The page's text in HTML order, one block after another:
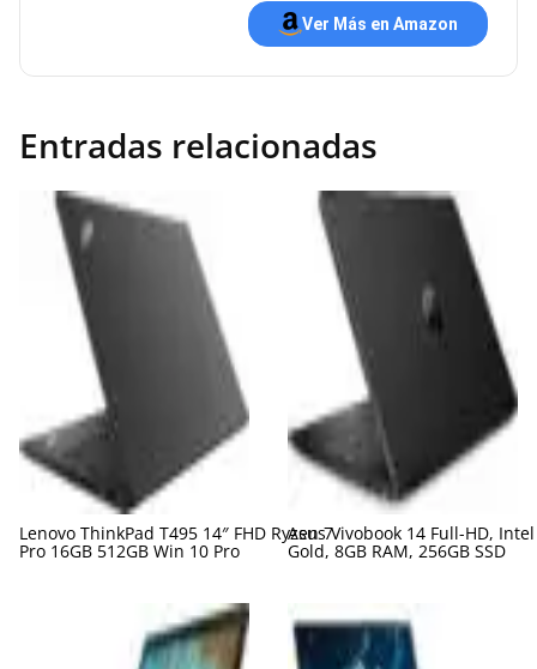
Ver Más en Amazon
Entradas relacionadas
Lenovo ThinkPad T495 14″ FHD Ryzen 7
Pro 16GB 512GB Win 10 Pro
Asus Vivobook 14 Full-HD,
Gold, 8GB RAM, 256GB SSD